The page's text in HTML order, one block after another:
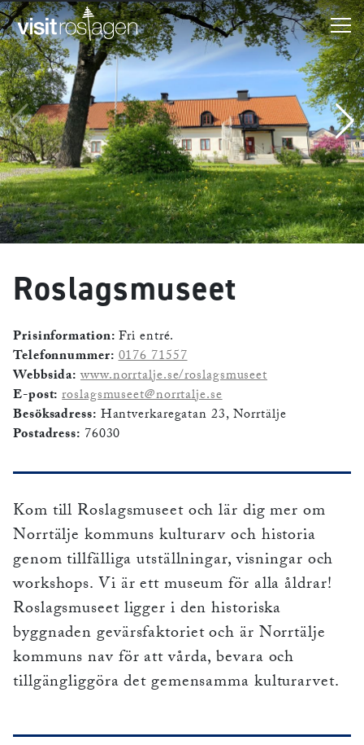
Roslagsmuseet
Prisinformation:Fri entré.
Telefonnummer: 0176 71557
Webbsida: www.norrtalje.se/roslagsmuseet
E-post: roslagsmuseet@norrtalje.se
Besöksadress: Hantverkaregatan 23, Norrtälje
Postadress: 76030
Kom till Roslagsmuseet och lär dig mer om
Norrtälje kommuns kulturarv och historia
genom tillfälliga utställningar, visningar och
workshops. Vi är ett museum för alla åldrar!
Roslagsmuseet ligger i den historiska
byggnaden gevärsfaktoriet och är Norrtälje
kommuns nav för att vårda, bevara och
tillgängliggöra det gemensamma kulturarvet.